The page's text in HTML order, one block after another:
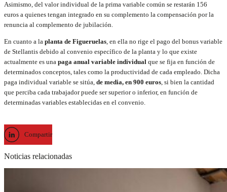
Asimismo, del valor individual de la prima variable común se restarán 156
euros a quienes tengan integrado en su complemento la compensación por la
renuncia al complemento de jubilación.
En cuanto a la planta de Figueruelas, en ella no rige el pago del bonus variable
de Stellantis debido al convenio específico de la planta y lo que existe
actualmente es una paga anual variable individual que se fija en función de
determinados conceptos, tales como la productividad de cada empleado. Dicha
paga individual variable se sitúa, de media, en 900 euros, si bien la cantidad
que perciba cada trabajador puede ser superior o inferior, en función de
determinadas variables establecidas en el convenio.
Compartir
Noticias relacionadas